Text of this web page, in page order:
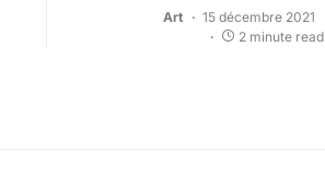
Art
15 décembre 2021
2 minute read